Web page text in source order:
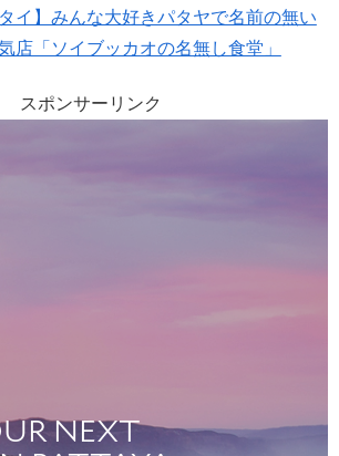
タイ】みんな大好きパタヤで名前の無い
店「ソイブッカオの名無し食堂」
スポンサーリンク